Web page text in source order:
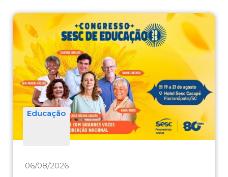
Educação
06/08/2026